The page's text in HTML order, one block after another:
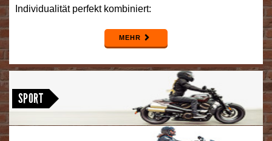
Individualität perfekt kombiniert:
MEHR
SPORT
Street Bob · Low Rider S · Low Rider ST · Breakout · Fat Boy · Heritage